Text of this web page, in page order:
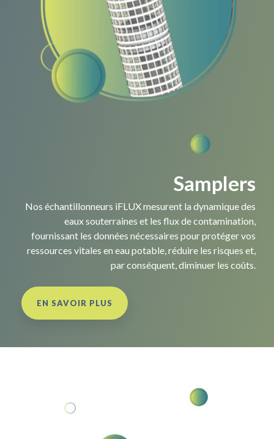
Samplers
Nos échantillonneurs iFLUX mesurent la dynamique des
eaux souterraines et les flux de contamination,
fournissant les données nécessaires pour protéger vos
ressources vitales en eau potable, réduire les risques et,
par conséquent, diminuer les coûts.
EN SAVOIR PLUS